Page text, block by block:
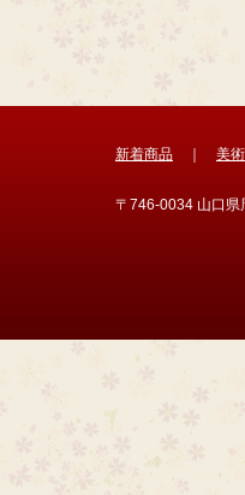
新着商品 美
〒746-0034 山口